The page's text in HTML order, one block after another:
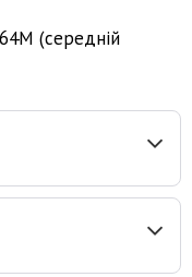
(середній